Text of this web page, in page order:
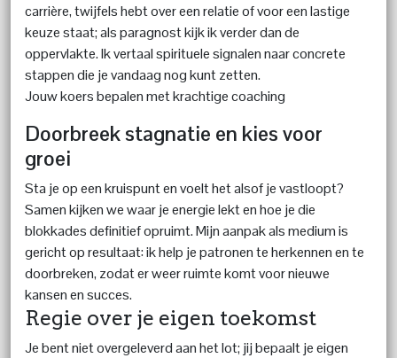
carrière, twijfels hebt over een relatie of voor een lastige
keuze staat; als paragnost kijk ik verder dan de
oppervlakte. Ik vertaal spirituele signalen naar concrete
stappen die je vandaag nog kunt zetten.
Jouw koers bepalen met krachtige coaching
Doorbreek stagnatie en kies voor
groei
Sta je op een kruispunt en voelt het alsof je vastloopt?
Samen kijken we waar je energie lekt en hoe je die
blokkades definitief opruimt. Mijn aanpak als medium is
gericht op resultaat: ik help je patronen te herkennen en te
doorbreken, zodat er weer ruimte komt voor nieuwe
kansen en succes.
Regie over je eigen toekomst
Je bent niet overgeleverd aan het lot; jij bepaalt je eigen